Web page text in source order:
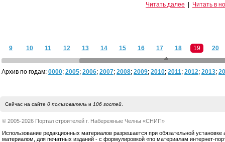
Читать далее
Читать в
9 10 11 12 13 14 15 16 17 18 19 20
Архив по годам: 0000; 2005; 2006; 2007; 2008; 2009; 2010; 2011; 2012; 2013;
Сейчас на сайте 0 пользовательи 106 гостей.
© 2005-2026 Портал строителей г. Набережные Челны «СНИП»
Использование редакционных материалов разрешается при обязательной установке
материалом, для печатных изданий - с формулировкой «по материалам интернет-